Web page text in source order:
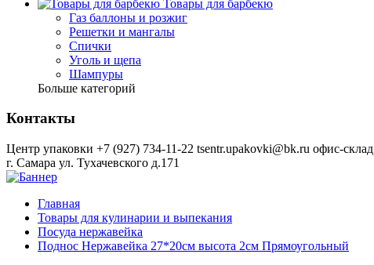
Товары для барбекю
Газ баллоны и розжиг
Решетки и мангалы
Спички
Уголь и щепа
Шампуры
Больше категорий
Контакты
Центр упаковки +7 (927) 734-11-22 tsentr.upakovki@bk.ru офис-склад
г. Самара ул. Тухачевского д.171
Главная
Товары для кулинарии и выпекания
Посуда нержавейка
Поднос Нержавейка 27*20см высота 2см Прямоугольный